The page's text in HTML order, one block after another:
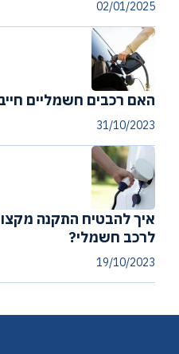
02/01/2025
האם רכבים חשמליים
31/10/2023
איך להבטיח התקנה
לרכב חשמלי?
19/10/2023